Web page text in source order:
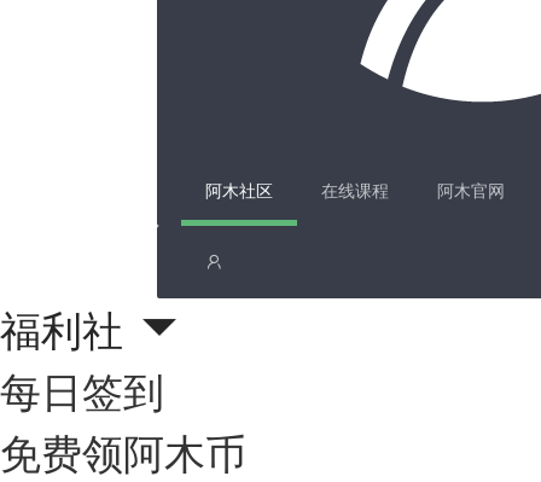
阿木社区 在线课程 阿木官网
福利社
每日签到
免费领阿木币